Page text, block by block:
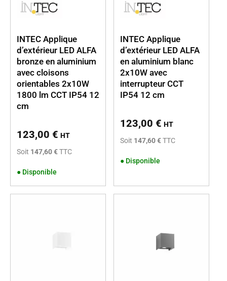
INTEC Applique
d’extérieur LED ALFA
bronze en aluminium
avec cloisons
orientables 2x10W
1800 lm CCT IP54 12
cm
123,00 € HT
Soit 147,60 €TTC
● Disponible
INTEC Applique
d’extérieur LED ALFA
en aluminium blanc
2x10W avec
interrupteur CCT
IP54 12 cm
123,00 € HT
Soit 147,60 €TTC
● Disponible